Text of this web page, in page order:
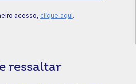
acesso, clique aqui.
ressaltar